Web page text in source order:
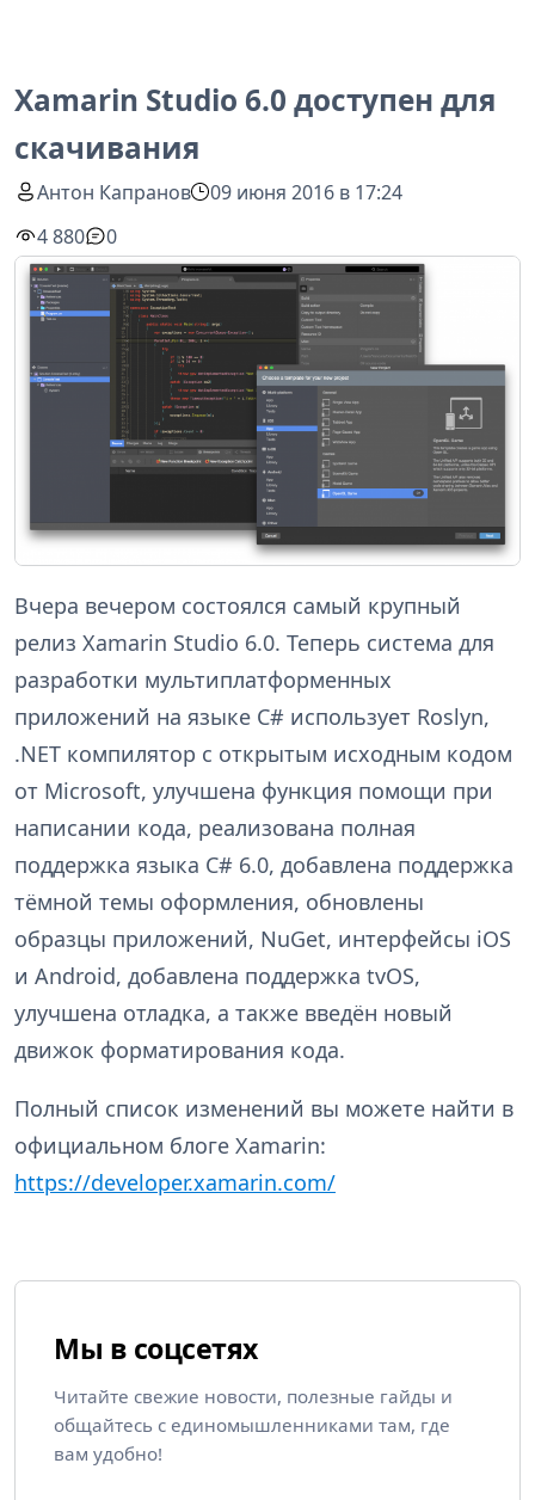
Xamarin Studio 6.0 доступен для
скачивания
Антон Капранов
09 июня 2016 в 17:24
4 880
0
Вчера вечером состоялся самый крупный
релиз Xamarin Studio 6.0. Теперь система для
разработки мультиплатформенных
приложений на языке C# использует Roslyn,
.NET компилятор с открытым исходным кодом
от Microsoft, улучшена функция помощи при
написании кода, реализована полная
поддержка языка C# 6.0, добавлена поддержка
тёмной темы оформления, обновлены
образцы приложений, NuGet, интерфейсы iOS
и Android, добавлена поддержка tvOS,
улучшена отладка, а также введён новый
движок форматирования кода.
Полный список изменений вы можете найти в
официальном блоге Xamarin:
https://developer.xamarin.com/
Мы в соцсетях
Читайте свежие новости, полезные гайды и
общайтесь с единомышленниками там, где
вам удобно!